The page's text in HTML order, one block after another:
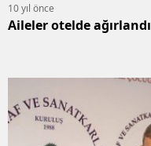
10 yıl önce
Aileler otelde ağırlandı